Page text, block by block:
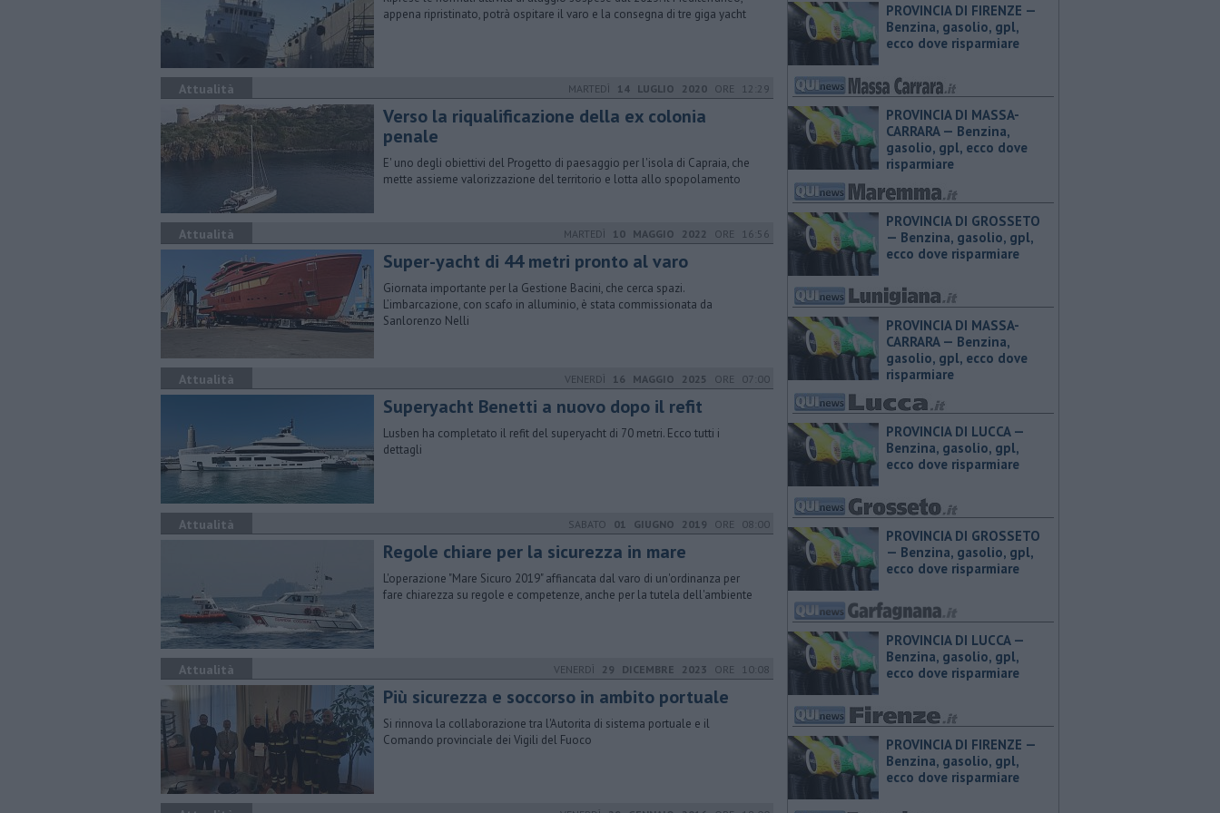
appena ripristinato, potrà ospitare il varo e la consegna di tre giga yacht
Attualità MARTEDÌ 14 LUGLIO 2020 ORE 12:29
Verso la riqualificazione della ex colonia
penale
E' uno degli obiettivi del Progetto di paesaggio per l'isola di Capraia, che
mette assieme valorizzazione del territorio e lotta allo spopolamento
Attualità MARTEDÌ 10 MAGGIO 2022 ORE 16:56
Super-yacht di 44 metri pronto al varo
Giornata importante per la Gestione Bacini, che cerca spazi.
L’imbarcazione, con scafo in alluminio, è stata commissionata da
Sanlorenzo Nelli
Attualità VENERDÌ 16 MAGGIO 2025 ORE 07:00
Superyacht Benetti a nuovo dopo il refit
Lusben ha completato il refit del superyacht di 70 metri. Ecco tutti i
dettagli
Attualità SABATO 01 GIUGNO 2019 ORE 08:00
Regole chiare per la sicurezza in mare
L'operazione "Mare Sicuro 2019" affiancata dal varo di un'ordinanza per
fare chiarezza su regole e competenze, anche per la tutela dell'ambiente
Attualità VENERDÌ 29 DICEMBRE 2023 ORE 10:08
Più sicurezza e soccorso in ambito portuale
Si rinnova la collaborazione tra l'Autorita di sistema portuale e il
Comando provinciale dei Vigili del Fuoco
PROVINCIA DI FIRENZE — ​
Benzina, gasolio, gpl,
ecco dove risparmiare
PROVINCIA DI MASSA-
CARRARA — ​Benzina,
gasolio, gpl, ecco dove
risparmiare
PROVINCIA DI GROSSETO
— ​Benzina, gasolio, gpl,
ecco dove risparmiare
PROVINCIA DI MASSA-
CARRARA — ​Benzina,
gasolio, gpl, ecco dove
risparmiare
PROVINCIA DI LUCCA — ​
Benzina, gasolio, gpl,
ecco dove risparmiare
PROVINCIA DI GROSSETO
— ​Benzina, gasolio, gpl,
ecco dove risparmiare
PROVINCIA DI LUCCA — ​
Benzina, gasolio, gpl,
ecco dove risparmiare
PROVINCIA DI FIRENZE — ​
Benzina, gasolio, gpl,
ecco dove risparmiare